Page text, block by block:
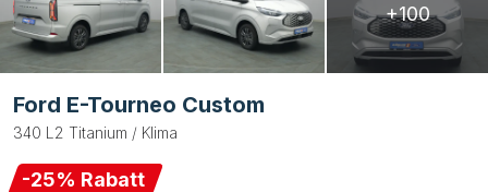
+100
Ford E-Tourneo Custom
340 L2 Titanium / Klima
-25% Rabatt